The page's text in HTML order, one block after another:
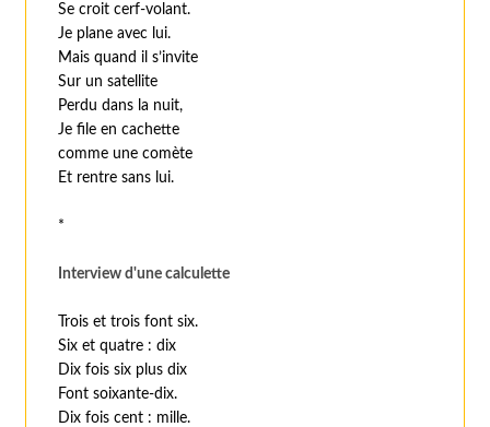
Se croit cerf-volant.
Je plane avec lui.
Mais quand il s’invite
Sur un satellite
Perdu dans la nuit,
Je file en cachette
comme une comète
Et rentre sans lui.
*
Interview d'une calculette
Trois et trois font six.
Six et quatre : dix
Dix fois six plus dix
Font soixante-dix.
Dix fois cent : mille.